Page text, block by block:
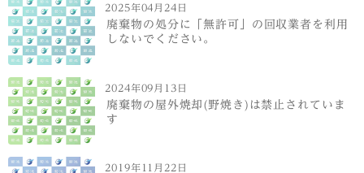
2025年04月24日
廃棄物の処分に「無許可」の回収業者を利用
しないでください。
2024年09月13日
廃棄物の屋外焼却(野焼き)は禁止されていま
す
2019年11月22日